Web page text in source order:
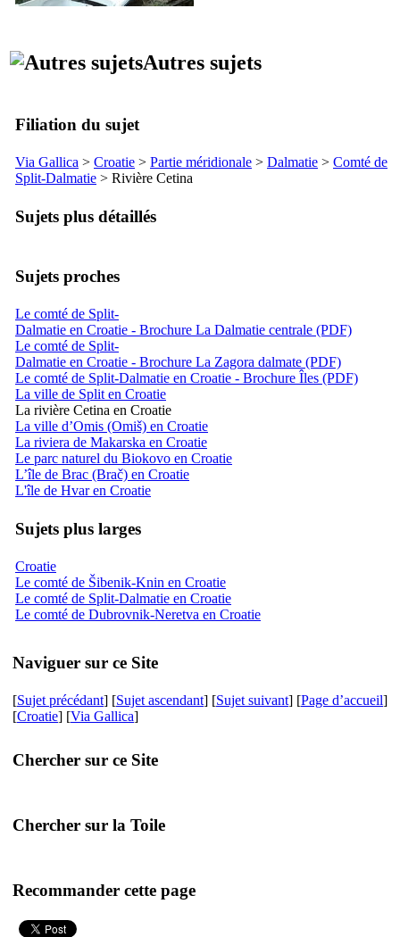
Autres sujets
Filiation du sujet
Via Gallica > Croatie > Partie méridionale > Dalmatie > Comté de
Split-Dalmatie > Rivière Cetina
Sujets plus détaillés
Sujets proches
Le comté de Split-
Dalmatie en Croatie - Brochure La Dalmatie centrale (PDF)
Le comté de Split-
Dalmatie en Croatie - Brochure La Zagora dalmate (PDF)
Le comté de Split-Dalmatie en Croatie - Brochure Îles (PDF)
La ville de Split en Croatie
La rivière Cetina en Croatie
La ville d’Omis (Omiš) en Croatie
La riviera de Makarska en Croatie
Le parc naturel du Biokovo en Croatie
L’île de Brac (Brač) en Croatie
L'île de Hvar en Croatie
Sujets plus larges
Croatie
Le comté de Šibenik-Knin en Croatie
Le comté de Split-Dalmatie en Croatie
Le comté de Dubrovnik-Neretva en Croatie
Naviguer sur ce Site
[Sujet précédant] [Sujet ascendant] [Sujet suivant] [Page d’accueil]
[Croatie] [Via Gallica]
Chercher sur ce Site
Chercher sur la Toile
Recommander cette page